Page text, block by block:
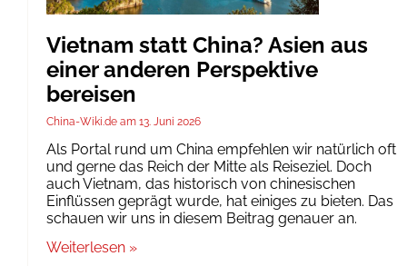
Vietnam statt China? Asien aus
einer anderen Perspektive
bereisen
China-Wiki.de 13. Juni 2026
Als Portal rund um China empfehlen wir natürlich oft
und gerne das Reich der Mitte als Reiseziel. Doch
auch Vietnam, das historisch von chinesischen
Einflüssen geprägt wurde, hat einiges zu bieten. Das
schauen wir uns in diesem Beitrag genauer an.
Weiterlesen »